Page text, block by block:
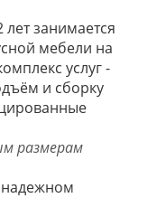
занимается
мебели на
услуг -
и сборку
надежном